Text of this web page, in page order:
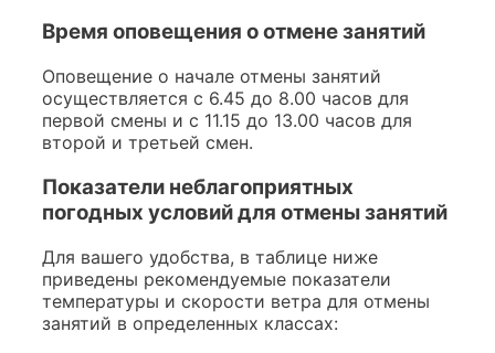
Время оповещения о отмене занятий
Оповещение о начале отмены занятий
осуществляется с 6.45 до 8.00 часов для
первой смены и с 11.15 до 13.00 часов для
второй и третьей смен.
Показатели неблагоприятных
погодных условий для отмены занятий
Для вашего удобства, в таблице ниже
приведены рекомендуемые показатели
температуры и скорости ветра для отмены
занятий в определенных классах: